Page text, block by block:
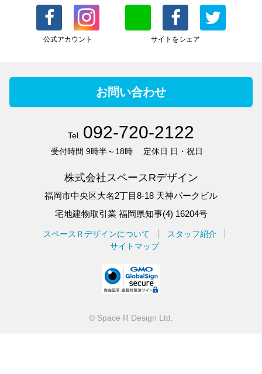
公式アカウント サイトをシェア
お問い合わせ
Tel. 092-720-2122
受付時間 9時半～18時 定休日 日・祝日
株式会社スペースRデザイン
福岡市中央区大名2丁目8-18 天神パークビル
宅地建物取引業 福岡県知事(4) 16204号
スペースＲデザインについて
スタッフ紹介
サイトマップ
© Space R Design Ltd.